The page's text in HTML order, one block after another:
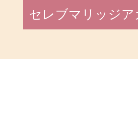
セレブマリッジア